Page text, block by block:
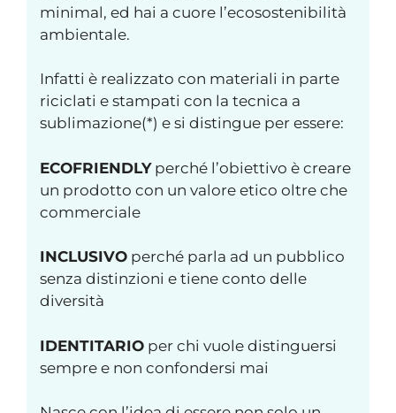
minimal, ed hai a cuore l’ecosostenibilità
ambientale.
Infatti è realizzato con materiali in parte
riciclati e stampati con la tecnica a
sublimazione(*) e si distingue per essere:
ECOFRIENDLYperché l’obiettivo è creare
un prodotto con un valore etico oltre che
commerciale
INCLUSIVO perché parla ad un pubblico
senza distinzioni e tiene conto delle
diversità
IDENTITARIO per chi vuole distinguersi
sempre e non confondersi mai